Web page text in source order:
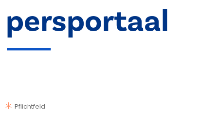
persportaal
Pflichtfeld